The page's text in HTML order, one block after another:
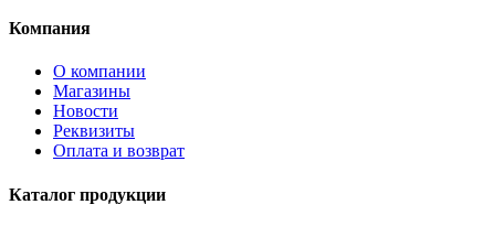
Компания
О компании
Магазины
Новости
Реквизиты
Оплата и возврат
Каталог продукции